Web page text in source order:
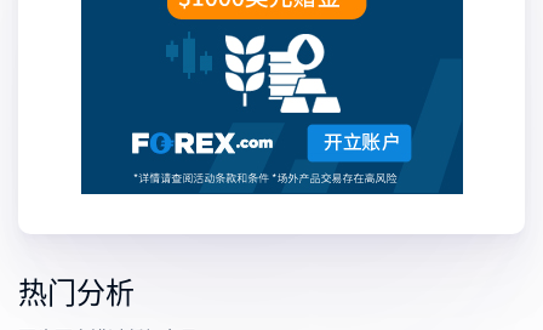
热门分析